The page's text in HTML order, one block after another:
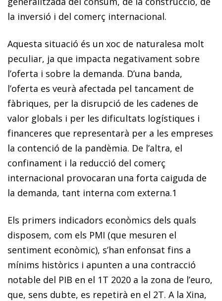
la inversió i del comerç internacional.
Aquesta situació és un xoc de naturalesa molt
peculiar, ja que impacta negativament sobre
l’oferta i sobre la demanda. D’una banda,
l’oferta es veurà afectada pel tancament de
fàbriques, per la disrupció de les cadenes de
valor globals i per les dificultats logístiques i
financeres que representarà per a les empreses
la contenció de la pandèmia. De l’altra, el
confinament i la reducció del comerç
internacional provocaran una forta caiguda de
la demanda, tant interna com externa.1
Els primers indicadors econòmics dels quals
disposem, com els PMI (que mesuren el
sentiment econòmic), s’han enfonsat fins a
mínims històrics i apunten a una contracció
notable del PIB en el 1T 2020 a la zona de l’euro,
que, sens dubte, es repetirà en el 2T. A la Xina,